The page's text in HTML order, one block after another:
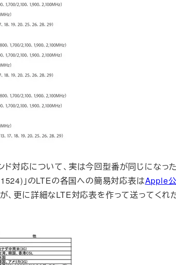
対応について、実は今回型番が同じにな
」のLTEの各国への簡易対応表はApple
、更に詳細なLTE対応表を作って送ってくれ